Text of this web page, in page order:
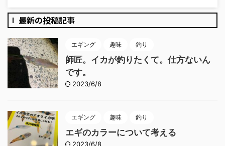
最新の投稿記事
エギング 趣味 釣り
師匠。イカが釣りたくて。仕方ないん
です。
2023/6/8
エギング 趣味 釣り
エギのカラーについて考える
2023/6/8